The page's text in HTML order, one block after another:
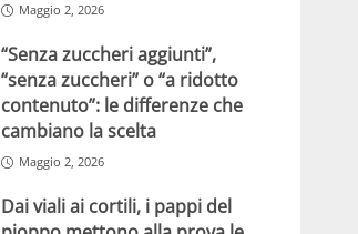
Maggio 2, 2026
“Senza zuccheri aggiunti”,
“senza zuccheri” o “a ridotto
contenuto”: le differenze che
cambiano la scelta
Maggio 2, 2026
Dai viali ai cortili, i pappi del